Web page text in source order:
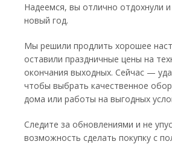
Надеемся, вы отлично отдохнули и
новый год.
Мы решили продлить хорошее
оставили праздничные цены на
окончания выходных. Сейчас —
чтобы выбрать качественное
дома или работы на выгодных
Следите за обновлениями и не
возможность сделать покупку с